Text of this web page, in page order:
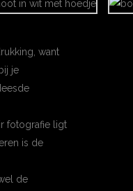
want
je
fotografie ligt
is de
de